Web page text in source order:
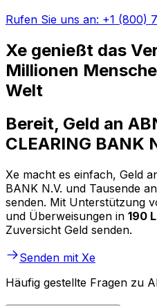
Rufen Sie uns an: +1 (800)
Xe genießt das
Millionen
Welt
Bereit, Geld an
CLEARING BANK
Xe macht es einfach, Geld
BANK N.V. und Tausende
senden. Mit Unterstützung
und Überweisungen in 190
Zuversicht Geld senden.
Senden mit Xe
Häufig gestellte Fragen zu